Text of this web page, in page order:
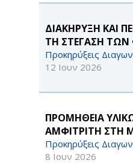
ΔΙΑΚΗΡΥΞΗ ΚΑΙ
ΤΗ ΣΤΕΓΑΣΗ
Προκηρύξεις
12 Ιουν 2026
ΠΡΟΜΗΘΕΙΑ
ΑΜΦΙΤΡΙΤΗ ΣΤΗ
Προκηρύξεις
8 Ιουν 2026